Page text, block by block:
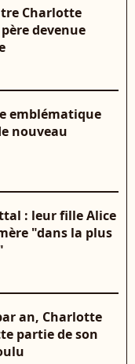
Charlotte
devenue
emblématique
nouveau
: leur fille Alice
"dans la plus
an, Charlotte
partie de son